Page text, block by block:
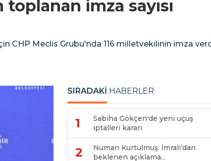
imza sayısı
CHP Meclis Grubu'nda 116 milletvekilinin imza
SIRADAKİ HABERLER
1
Sabiha Gökçen'de yeni uçuş
iptalleri kararı
2
Numan Kurtulmuş: İmralı’dan
beklenen açıklama...